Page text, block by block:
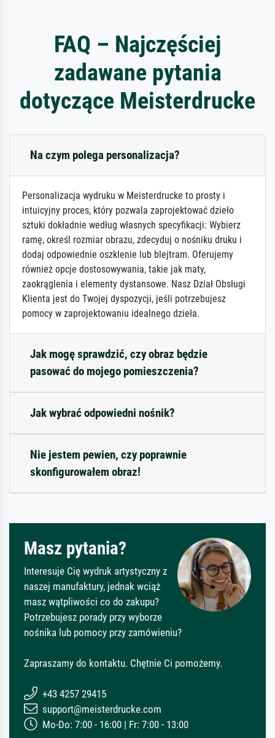
FAQ – Najczęściej
zadawane pytania
dotyczące Meisterdrucke
Na czym polega personalizacja?
Personalizacja wydruku w Meisterdrucke to prosty i
intuicyjny proces, który pozwala zaprojektować dzieło
sztuki dokładnie według własnych specyfikacji: Wybierz
ramę, określ rozmiar obrazu, zdecyduj o nośniku druku i
dodaj odpowiednie oszklenie lub blejtram. Oferujemy
również opcje dostosowywania, takie jak maty,
zaokrąglenia i elementy dystansowe. Nasz Dział Obsługi
Klienta jest do Twojej dyspozycji, jeśli potrzebujesz
pomocy w zaprojektowaniu idealnego dzieła.
Jak mogę sprawdzić, czy obraz będzie
pasować do mojego pomieszczenia?
Jak wybrać odpowiedni nośnik?
Nie jestem pewien, czy poprawnie
skonfigurowałem obraz!
Masz pytania?
Interesuje Cię wydruk artystyczny z
naszej manufaktury, jednak wciąż
masz wątpliwości co do zakupu?
Potrzebujesz porady przy wyborze
nośnika lub pomocy przy zamówieniu?
Zapraszamy do kontaktu. Chętnie Ci pomożemy.
+43 4257 29415
support@meisterdrucke.com
Mo-Do: 7:00 - 16:00 | Fr: 7:00 - 13:00